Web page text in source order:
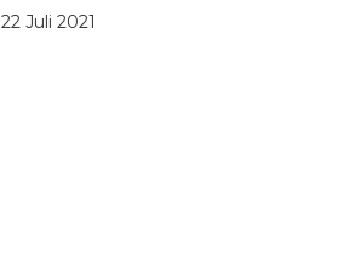
22 Juli 2021